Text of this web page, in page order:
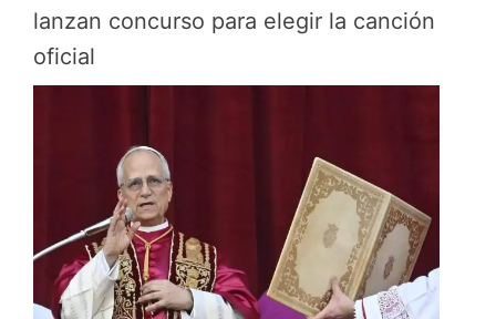
lanzan concurso para elegir la canción
oficial